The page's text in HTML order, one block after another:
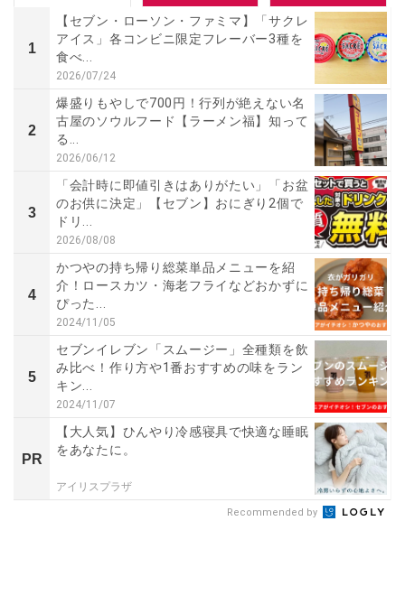
1
【セブン・ローソン・ファミマ】「サクレ
アイス」各コンビニ限定フレーバー3種を
食べ...
2026/07/24
2
爆盛りもやしで700円！行列が絶えない名
古屋のソウルフード【ラーメン福】知って
る...
2026/06/12
3
「会計時に即値引きはありがたい」「お盆
のお供に決定」【セブン】おにぎり2個で
ドリ...
2026/08/08
4
かつやの持ち帰り総菜単品メニューを紹
介！ロースカツ・海老フライなどおかずに
ぴった...
2024/11/05
5
セブンイレブン「スムージー」全種類を飲
み比べ！作り方や1番おすすめの味をラン
キン...
2024/11/07
PR
【大人気】ひんやり冷感寝具で快適な睡眠
をあなたに。
アイリスプラザ
Recommended by